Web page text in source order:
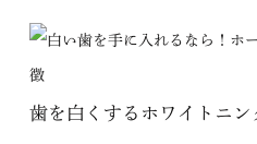
歯を白くするホワイトニ